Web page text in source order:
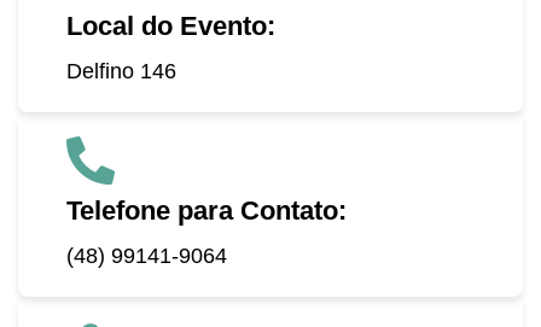
Local do Evento:
Delfino 146
Telefone para Contato:
(48) 99141-9064